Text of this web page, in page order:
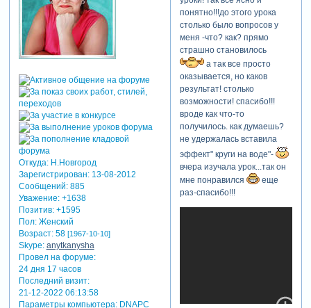
Откуда:Н.Новгород
Зарегистрирован: 13-08-2012
Сообщений:885
Уважение: +1638
Позитив: +1595
Пол:Женский
Возраст:58 [1967-10-10]
Skype: anytkanysha
Провел на форуме:
24 дня 17 часов
Последний визит:
21-12-2022 06:13:58
Параметры компьютера:DNAPC
понятно!!!до этого урока
столько было вопросов у
меня -что? как? прямо
страшно становилось
а так все просто
оказывается, но каков
результат! столько
возможности! спасибо!!!
вроде как что-то
получилось. как думаешь?
не удержалась вставила
эффект" круги на воде"-
вчера изучала урок...так он
мне понравился
еще
раз-спасибо!!!